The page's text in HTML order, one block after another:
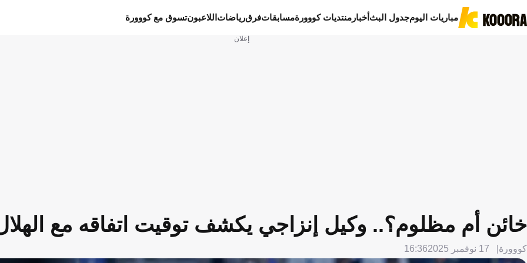
مباريات اليومجدول البثأخبار منتديات كووورةمسابقاتفرقرياضات اللاعبونتسوق مع كووورة
إعلان
خائن أم مظلوم؟.. وكيل إنزاجي يكشف توقيت اتفاقه مع
كووورة 17 نوفمبر 2025 16:36